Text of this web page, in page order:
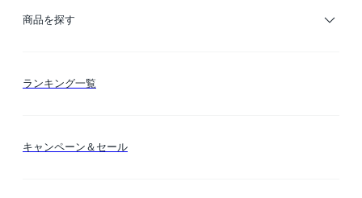
ご利用ガイド
商品を探す
カテゴリー検索
ランキング一覧
キャンペーン＆セール